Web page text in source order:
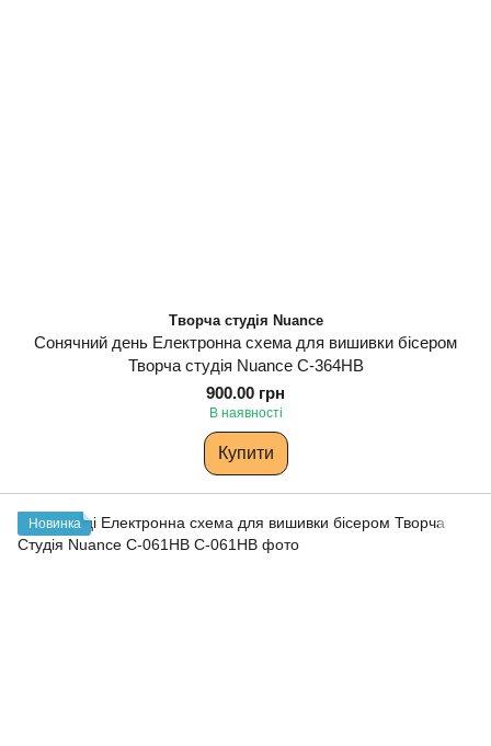
Творча студія Nuance
Сонячний день Електронна схема для вишивки бісером
Творча студія Nuance С-364НВ
900.00 грн
В наявності
Купити
Новинка